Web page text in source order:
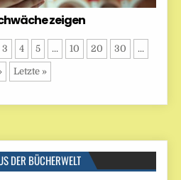
zeigen
3 4 5 ... 10 20 30 ...
Letzte »
DER BÜCHERWELT